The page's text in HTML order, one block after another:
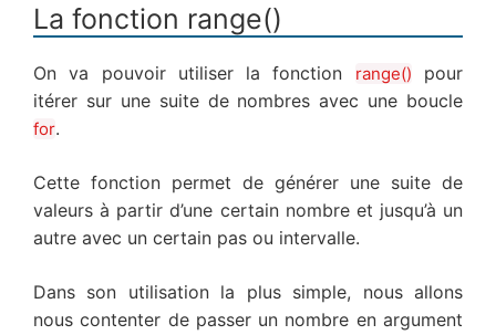
La fonction range()
On va pouvoir utiliser la fonction range() pour
itérer sur une suite de nombres avec une boucle
for.
Cette fonction permet de générer une suite de
valeurs à partir d’une certain nombre et jusqu’à un
autre avec un certain pas ou intervalle.
Dans son utilisation la plus simple, nous allons
nous contenter de passer un nombre en argument